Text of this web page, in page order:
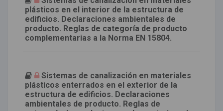
plásticos en el interior de la estructura de
edificios. Declaraciones ambientales de
producto. Reglas de categoría de producto
complementarias a la Norma EN 15804.
Sistemas de canalización en materiales
plásticos enterrados en el exterior de la
estructura de edificios. Declaraciones
ambientales de producto. Reglas de